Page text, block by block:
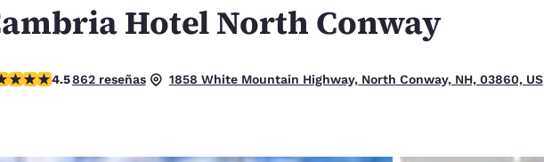
Hotel North Conway
de 4.51 estrellas. Excelente.
4.5862 reseñas 1858 White Mountain Highway, North Conway, NH, 03860, US